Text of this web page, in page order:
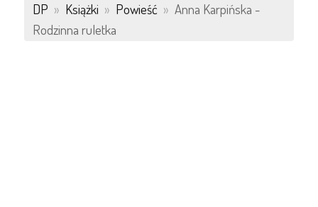
DP » Książki » Powieść » Anna Karpińska -
Rodzinna ruletka